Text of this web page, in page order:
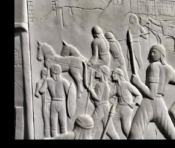
έγινε πόνος αβάσταχτος στο κορμί μας,
μας,θλιμμένο μοιρολόι στα χείλη μας.
΅Αυτή τη φρικτή κραυγή δεν την ξεχνάμε